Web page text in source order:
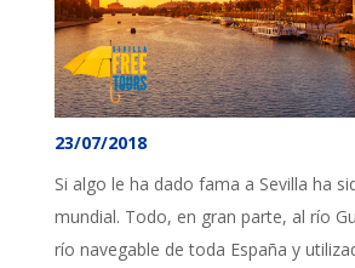
23/07/2018
Si algo le ha dado fama a Sevilla ha
mundial. Todo, en gran parte, al río
río navegable de toda España y